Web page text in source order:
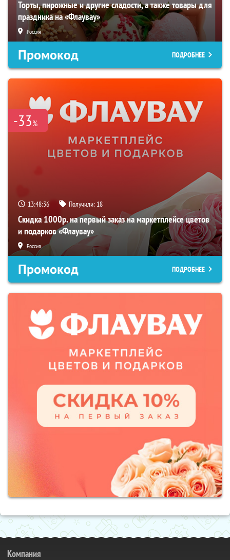
Торты, пирожные и другие сладости, а также товары для
праздника на «Флаувау»
Россия
Промокод ПОДРОБНЕЕ
-33%
13:48:35 Получили: 18
Скидка 1000р. на первый заказ на маркетплейсе цветов
и подарков «Флаувау»
Россия
Промокод ПОДРОБНЕЕ
Компания